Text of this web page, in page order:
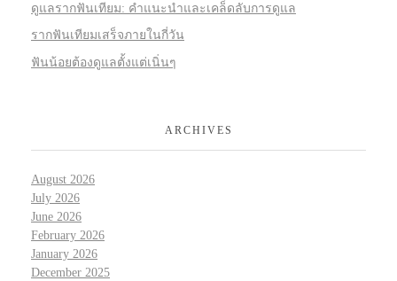
ดูแลรากฟันเทียม: คำแนะนำและเคล็ดลับการดูแล
รากฟันเทียมเสร็จภายในกี่วัน
ฟันน้อยต้องดูแลตั้งแต่เนิ่นๆ
ARCHIVES
August 2026
July 2026
June 2026
February 2026
January 2026
December 2025